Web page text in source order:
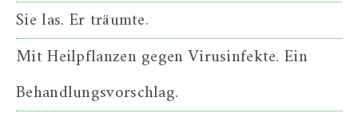
Sie las. Er träumte.
Mit Heilpflanzen gegen Virusinfekte. Ein
Behandlungsvorschlag.